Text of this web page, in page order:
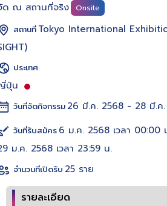
ด ณ สถานที่จริง Onsite
สถานที่ Tokyo International
ประเทศ
ปุ่น
วันที่จัดกิจกรรม 26 มี.ค. 2568 - 28 มี.ค
วันที่รับสมัคร 6 ม.ค. 2568 เวลา 00:00
ม.ค. 2568 เวลา 23:59 น.
จำนวนที่เปิดรับ 25 ราย
รายละเอียด